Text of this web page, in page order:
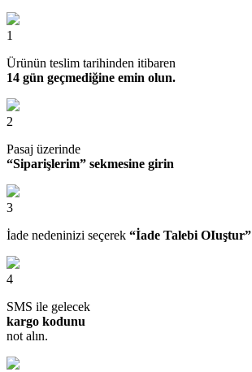
1
Ürünün teslim tarihinden itibaren
14 gün geçmediğine emin olun.
2
Pasaj üzerinde
“Siparişlerim” sekmesine girin
3
İade nedeninizi seçerek “İade Talebi OIuştur”
4
SMS ile gelecek
kargo kodunu
not alın.